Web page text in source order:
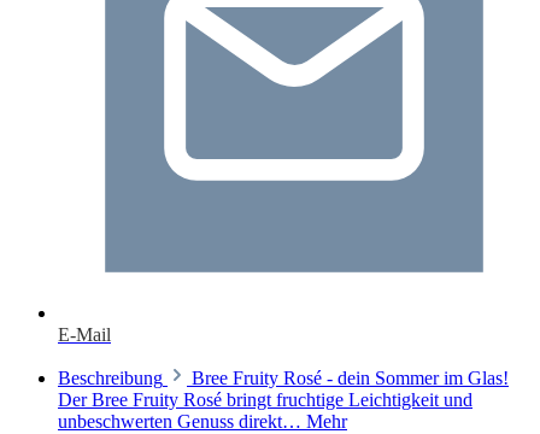
E-Mail
Beschreibung
Bree Fruity Rosé - dein Sommer im Glas!
Der Bree Fruity Rosé bringt fruchtige Leichtigkeit und
unbeschwerten Genuss direkt… Mehr